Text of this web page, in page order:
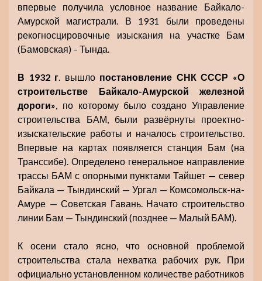
впервые получила условное название Байкало-
Амурской магистрали. В 1931 были проведены
рекогносцировочные изыскания на участке Бам
(Бамовская) – Тында.
В 1932 г . вышло постановление СНК СССР «О
строительстве Байкало-Амурской железной
дороги» , по которому было создано Управление
строительства БАМ, были развёрнуты проектно-
изыскательские работы и началось строительство.
Впервые на картах появляется станция Бам (на
Транссибе). Определено генеральное направление
трассы БАМ с опорными пунктами Тайшет — север
Байкала — Тындинский — Ургал — Комсомольск-на-
Амуре — Советская Гавань. Начато строительство
линии Бам — Тындинский (позднее — Малый БАМ).
К осени стало ясно, что основной проблемой
строительства стала нехватка рабочих рук. При
официально установленном количестве работников